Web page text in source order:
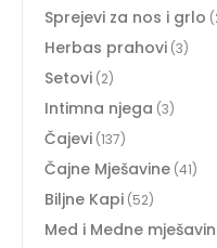
Sprejevi za nos i grlo
Herbas prahovi (3)
Setovi (2)
Intimna njega (3)
Čajevi (137)
Čajne Mješavine (41)
Biljne Kapi (52)
Med i Medne